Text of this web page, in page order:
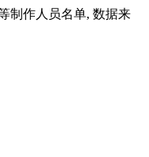
制作人员名单, 数据来